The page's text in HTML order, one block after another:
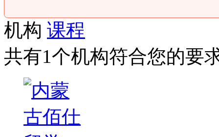
机构 课程
共有1个机构符合您的要